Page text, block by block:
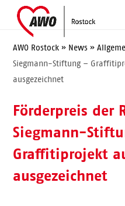
content
Open
mobile
menu
Close
mobile
menu
AWO Rostock » News »
Siegmann-Stiftung –
ausgezeichnet
Förderpreis der
Siegmann-
Graffitiprojekt
ausgezeichnet